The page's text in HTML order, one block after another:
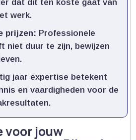
dat dit ten koste gaat van
werk.​
prijzen: Professionele
niet duur te zijn, bewijzen
jaar expertise betekent
en vaardigheden voor de
voor jouw